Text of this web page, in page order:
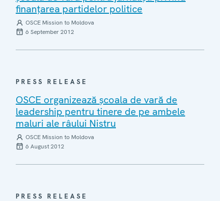
finanţarea partidelor politice
OSCE Mission to Moldova
6 September 2012
PRESS RELEASE
OSCE organizează şcoala de vară de
leadership pentru tinere de pe ambele
maluri ale râului Nistru
OSCE Mission to Moldova
6 August 2012
PRESS RELEASE